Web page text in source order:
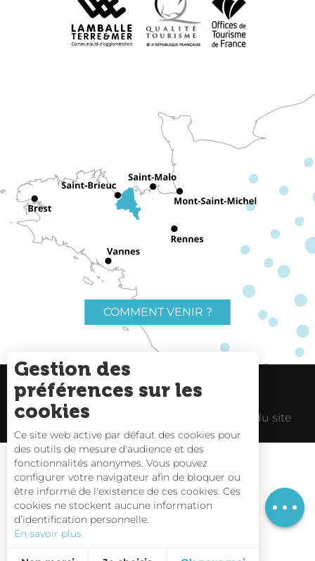
Description
COMMENT VENIR ?
Charte du voyageur Liens utiles
Espace Pro Plan du site
Carte interactive
Gestion des
préférences sur les
cookies
Ce site web active par défaut des cookies pour
des outils de mesure d'audience et des
fonctionnalités anonymes. Vous pouvez
configurer votre navigateur afin de bloquer ou
être informé de l'existence de ces cookies. Ces
cookies ne stockent aucune information
d’identification personnelle.
En savoir plus